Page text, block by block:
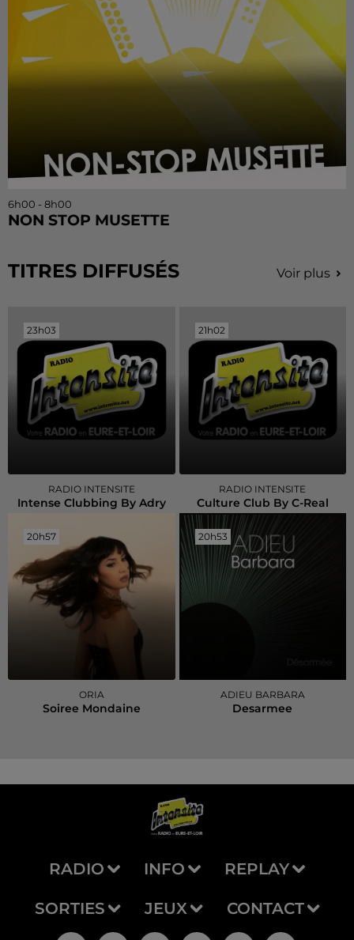
6h00 - 8h00
NON STOP MUSETTE
TITRES DIFFUSÉS Voir plus
23h03
23h03
RADIO INTENSITE
Intense Clubbing By Adry
21h02
21h02
RADIO INTENSITE
Culture Club By C-Real
20h57
20h57
ORIA
Soiree Mondaine
20h53
20h53
ADIEU BARBARA
Desarmee
RADIO INFO REPLAY
SORTIES JEUX CONTACT